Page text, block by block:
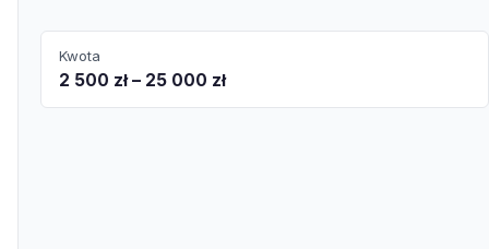
Kwota
2 500 zł – 25 000 zł